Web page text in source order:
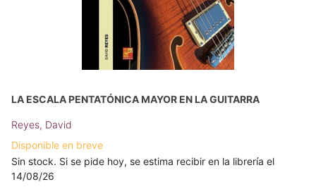
LA ESCALA PENTATÓNICA MAYOR EN LA GUITARRA
Reyes, David
Disponible en breve
Sin stock. Si se pide hoy, se estima recibir en la librería el
14/08/26